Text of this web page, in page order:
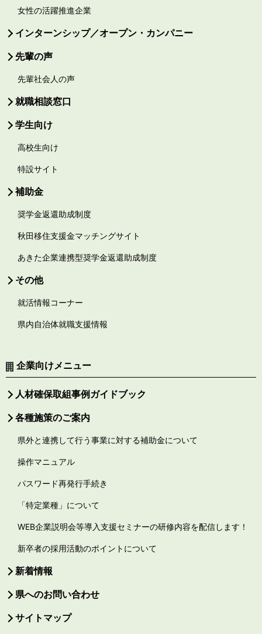
女性の活躍推進企業
インターンシップ／オープン・カンパニー
先輩の声
先輩社会人の声
就職相談窓口
学生向け
高校生向け
特設サイト
補助金
奨学金返還助成制度
秋田移住支援金マッチングサイト
あきた企業連携型奨学金返還助成制度
その他
就活情報コーナー
県内自治体就職支援情報
企業向けメニュー
人材確保取組事例ガイドブック
各種施策のご案内
県外と連携して行う事業に対する補助金について
操作マニュアル
パスワード再発行手続き
「特定業種」について
WEB企業説明会等導入支援セミナーの研修内容を配信します！
新卒者の採用活動のポイントについて
新着情報
県へのお問い合わせ
サイトマップ